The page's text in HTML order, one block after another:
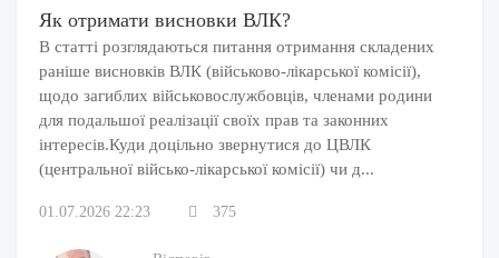
Як отримати висновки ВЛК?
В статті розглядаються питання отримання складених
раніше висновків ВЛК (військово-лікарської комісії),
щодо загиблих військовослужбовців, членами родини
для подальшої реалізації своїх прав та законних
інтересів.Куди доцільно звернутися до ЦВЛК
(центральної військо-лікарської комісії) чи д...
01.07.2026 22:23 375